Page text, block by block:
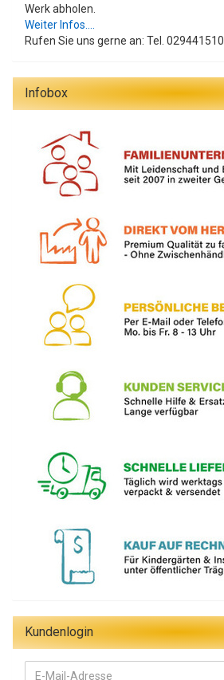
Werk abholen.
Weiter Infos....
Rufen Sie uns gerne an: Tel. 029441510
Infobox
Kundenlogin
E-